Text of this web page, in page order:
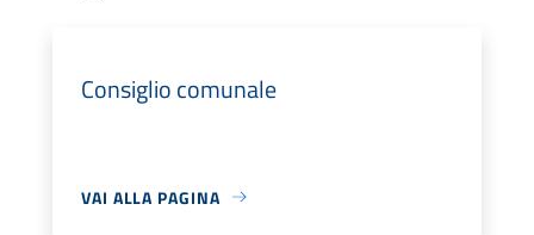
Consiglio comunale
VAI ALLA PAGINA